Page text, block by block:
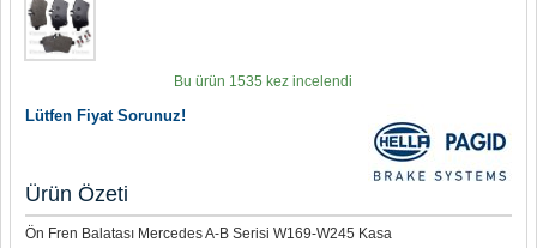
Bu ürün 1535 kez incelendi
Lütfen Fiyat Sorunuz!
Ürün Özeti
Ön Fren Balatası Mercedes A-B Serisi W169-W245 Kasa